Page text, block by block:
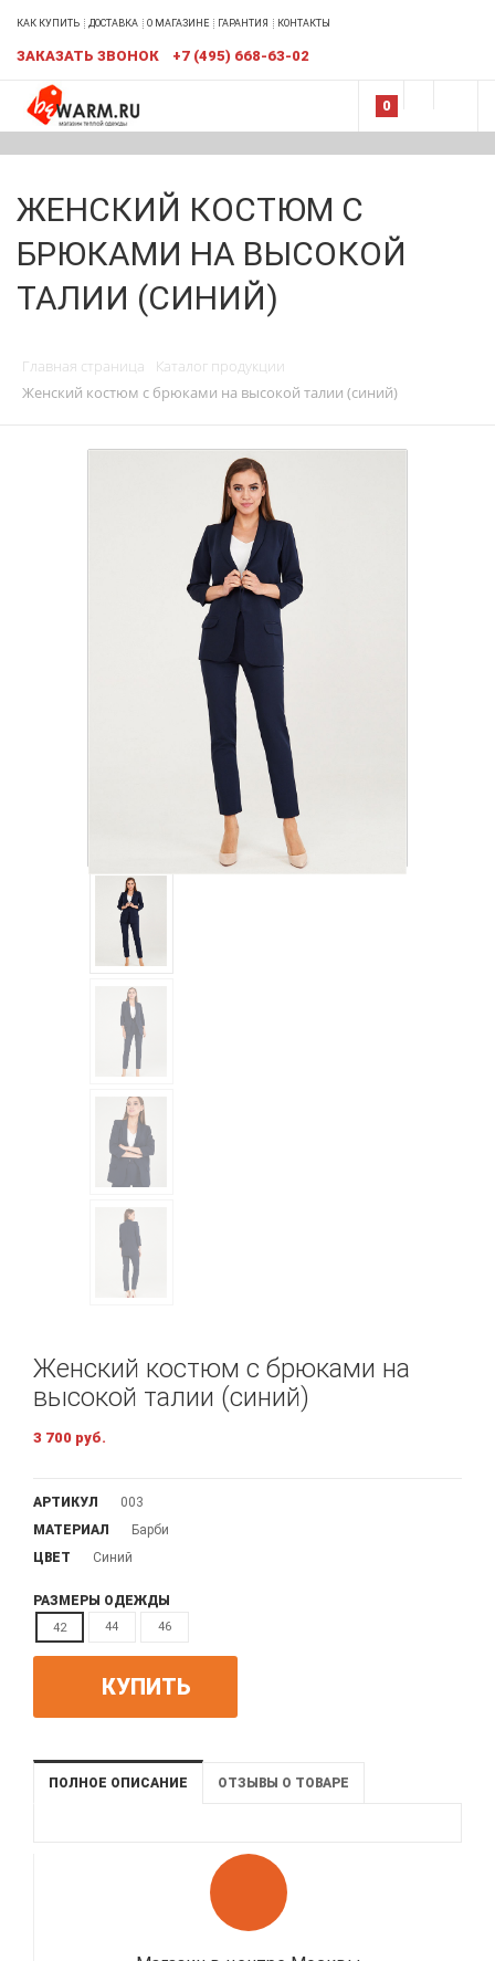
КАК КУПИТЬ ДОСТАВКА О МАГАЗИНЕ ГАРАНТИЯ КОНТАКТЫ
ЗАКАЗАТЬ ЗВОНОК +7 (495) 668-63-02
0
ЖЕНСКИЙ КОСТЮМ С
БРЮКАМИ НА ВЫСОКОЙ
ТАЛИИ (СИНИЙ)
Главная страница
Каталог продукции
Женский костюм с брюками на высокой талии (синий)
Женский костюм с брюками на
высокой талии (синий)
3 700 руб.
АРТИКУЛ
003
МАТЕРИАЛ
Барби
ЦВЕТ
Синий
РАЗМЕРЫ ОДЕЖДЫ
42 44 46
КУПИТЬ
ПОЛНОЕ ОПИСАНИЕ ОТЗЫВЫ О ТОВАРЕ